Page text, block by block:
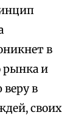
в
рынка и
в
своих